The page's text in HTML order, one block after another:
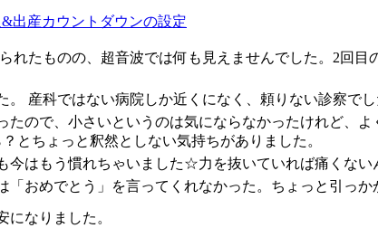
出産カウントダウンの設定
たものの、超音波では何も見えませんでした。2回目
産科ではない病院しか近くになく、頼りない診察でし
ので、小さいというのは気にならなかったけれど、
とちょっと釈然としない気持ちがありました。
今はもう慣れちゃいました☆力を抜いていれば痛くない
おめでとう」を言ってくれなかった。ちょっと引っか
なりました。